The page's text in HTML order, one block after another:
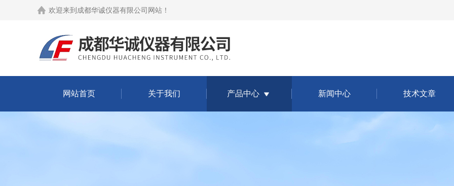
欢迎来到 成都华诚仪器有限公司网站 ！
网站首页 关于我们 产品中心 新闻中心 技术文章